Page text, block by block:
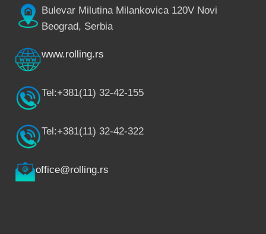
Bulevar Milutina Milankovica 120V Novi
Beograd, Serbia
www.rolling.rs
Tel:+381(11) 32-42-155
Tel:+381(11) 32-42-322
office@rolling.rs